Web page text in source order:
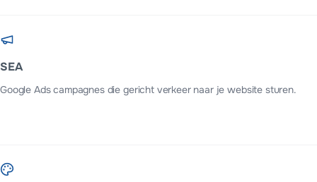
SEA
Google Ads campagnes die gericht verkeer naar je website sturen.